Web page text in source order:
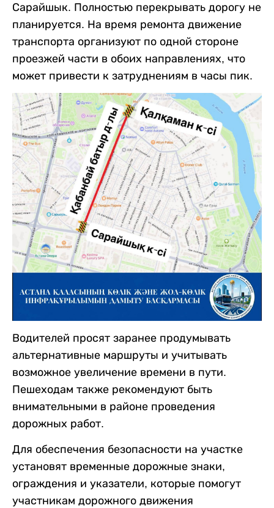
Сарайшык. Полностью перекрывать дорогу не
планируется. На время ремонта движение
транспорта организуют по одной стороне
проезжей части в обоих направлениях, что
может привести к затруднениям в часы пик.
Водителей просят заранее продумывать
альтернативные маршруты и учитывать
возможное увеличение времени в пути.
Пешеходам также рекомендуют быть
внимательными в районе проведения
дорожных работ.
Для обеспечения безопасности на участке
установят временные дорожные знаки,
ограждения и указатели, которые помогут
участникам дорожного движения